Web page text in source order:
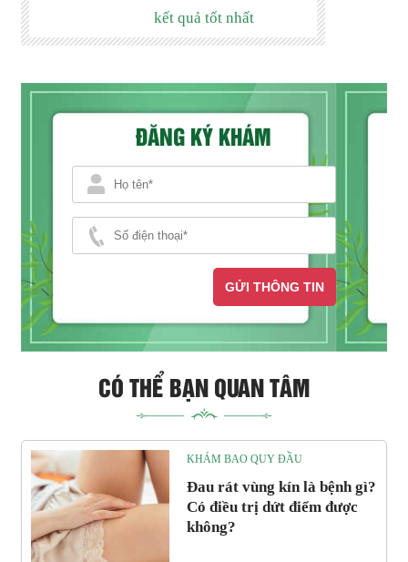
kết quả tốt nhất
ĐĂNG KÝ KHÁM
GỬI THÔNG TIN
CÓ THỂ BẠN QUAN TÂM
KHÁM BAO QUY ĐẦU
Đau rát vùng kín là bệnh gì?
Có điều trị dứt điểm được
không?